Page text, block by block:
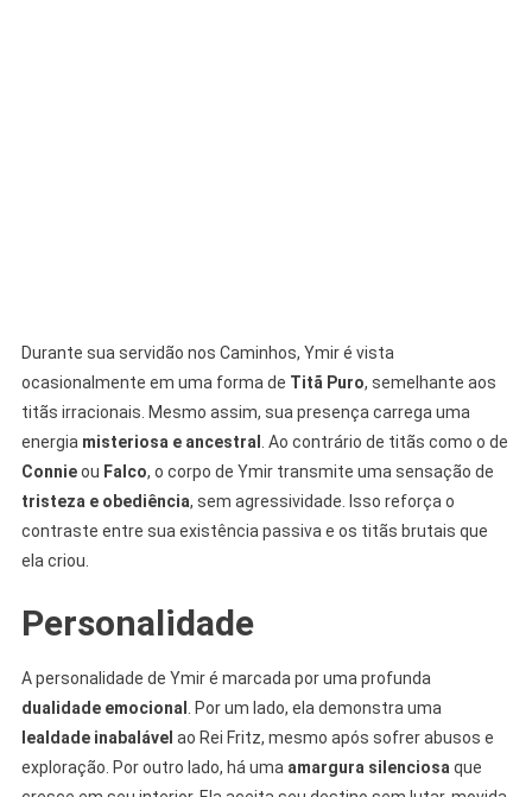
Durante sua servidão nos Caminhos, Ymir é vista
ocasionalmente em uma forma de Titã Puro, semelhante aos
titãs irracionais. Mesmo assim, sua presença carrega uma
energia misteriosa e ancestral
. Ao contrário de titãs como o de
Connieou Falco, o corpo de Ymir transmite uma sensação de
tristeza e obediência, sem agressividade. Isso reforça o
contraste entre sua existência passiva e os titãs brutais que
ela criou.
Personalidade
A personalidade de Ymir é marcada por uma profunda
dualidade emocional
. Por um lado, ela demonstra uma
lealdade inabalável ao Rei Fritz, mesmo após sofrer abusos e
exploração. Por outro lado, há uma amargura silenciosa que